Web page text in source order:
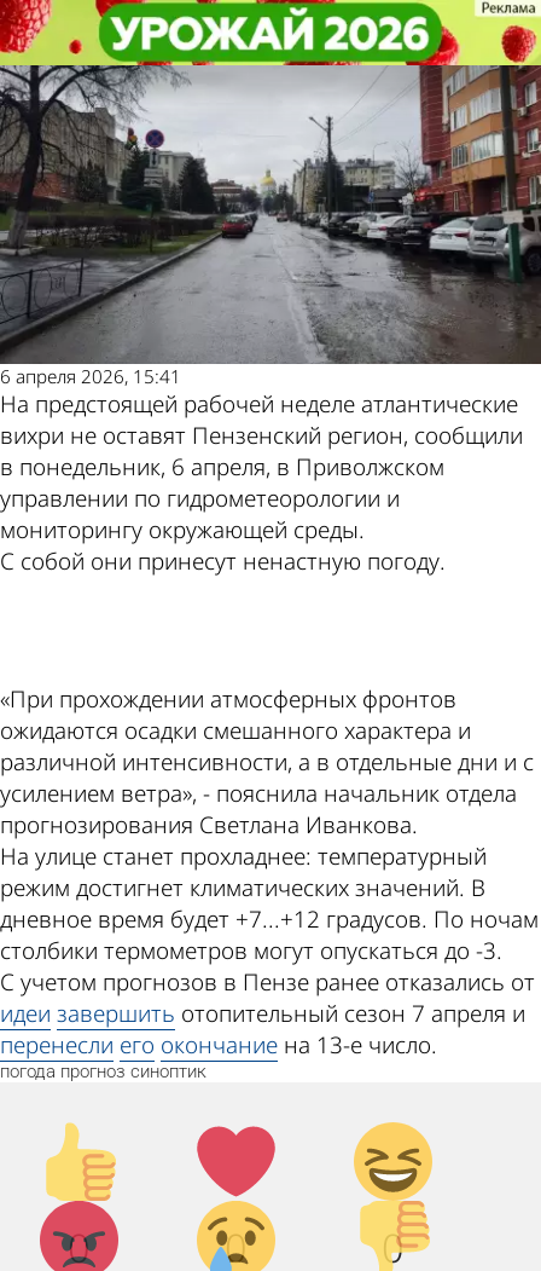
Прогноз на неделю: пензенцев
ждут дождливые дни
Общество
6 апреля 2026, 15:41
На предстоящей рабочей неделе атлантические
вихри не оставят Пензенский регион, сообщили
в понедельник, 6 апреля, в Приволжском
управлении по гидрометеорологии и
мониторингу окружающей среды.
С собой они принесут ненастную погоду.
«При прохождении атмосферных фронтов
ожидаются осадки смешанного характера и
различной интенсивности, а в отдельные дни и с
усилением ветра», - пояснила начальник отдела
прогнозирования Светлана Иванкова.
На улице станет прохладнее: температурный
режим достигнет климатических значений. В
дневное время будет +7...+12 градусов. По ночам
столбики термометров могут опускаться до -3.
С учетом прогнозов в Пензе ранее отказались от
идеи завершить отопительный сезон 7 апреля и
перенесли его окончание на 13-е число.
погода прогноз синоптик
Палец
вверх!
0
Лайк!
0
Дикий
смех!
0
Агрессия!
Грусть
:(
Палец
вниз!
Прогноз на неделю: пензенцев
ждут дождливые дни
Общество
Другие новости по
теме
Погода и курсы
валют в Пензе